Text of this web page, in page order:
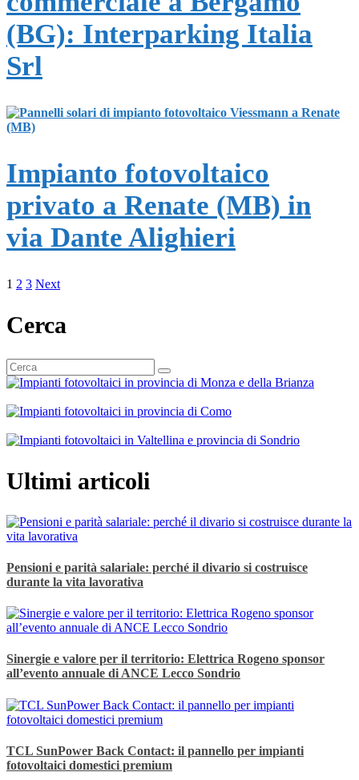
(BG): Interparking Italia
Srl
Impianto fotovoltaico
privato a Renate (MB) in
via Dante Alighieri
1 2 3 Next
Cerca
Ultimi articoli
Pensioni e parità salariale: perché il divario si costruisce
durante la vita lavorativa
Sinergie e valore per il territorio: Elettrica Rogeno sponsor
all’evento annuale di ANCE Lecco Sondrio
TCL SunPower Back Contact: il pannello per impianti
fotovoltaici domestici premium